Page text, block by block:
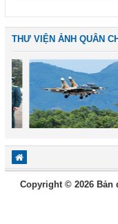
THƯ VIỆN ẢNH QUÂN
Copyright © 2026 Bản